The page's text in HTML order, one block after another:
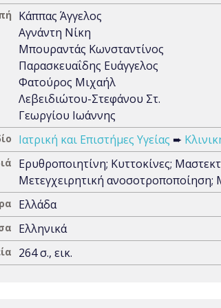
Κάππας Άγγελος
Αγνάντη Νίκη
Μπουραντάς Κωνσταντίνος
Παρασκευαΐδης Ευάγγελος
Φατούρος Μιχαήλ
Λεβειδιώτου-Στεφάνου Στ.
Γεωργίου Ιωάννης
Ιατρική και Επιστήμες Υγείας ➨
Ερυθροποιητίνη; Κυττοκίνες;
Μετεγχειρητική ανοσοτροποποίηση;
Ελλάδα
Ελληνικά
264 σ., εικ.